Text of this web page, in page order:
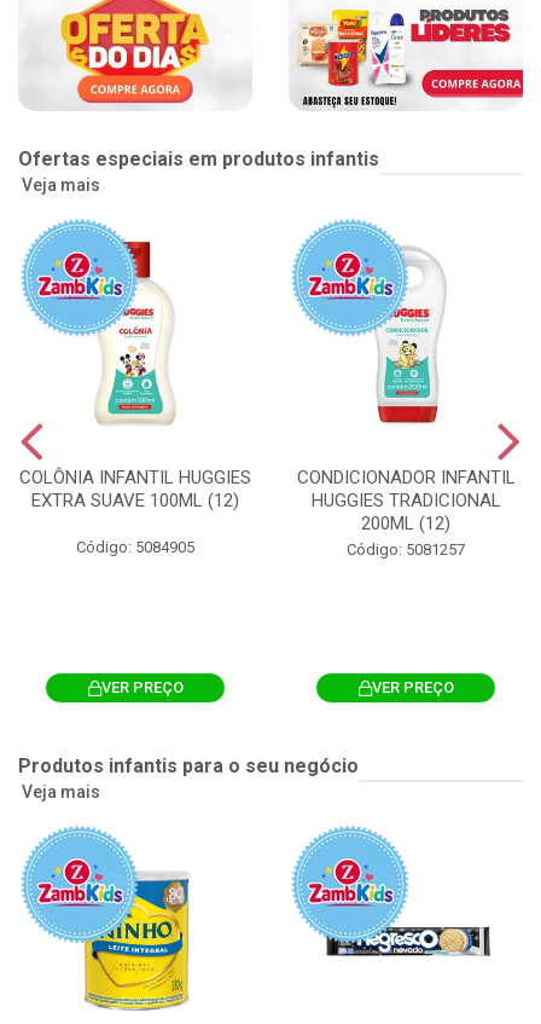
Ofertas especiais em produtos infantis
Veja mais
COLÔNIA INFANTIL HUGGIES
EXTRA SUAVE 100ML (12)
Código: 5084905
VER PREÇO
CONDICIONADOR INFANTIL
HUGGIES TRADICIONAL
200ML (12)
Código: 5081257
VER PREÇO
Produtos infantis para o seu negócio
Veja mais